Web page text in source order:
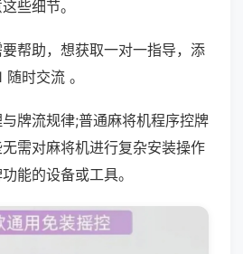
些细节。
帮助，想获取一对一指导，添
时交流 。
牌流规律;普通麻将机程序控牌
需对麻将机进行复杂安装操作
能的设备或工具。